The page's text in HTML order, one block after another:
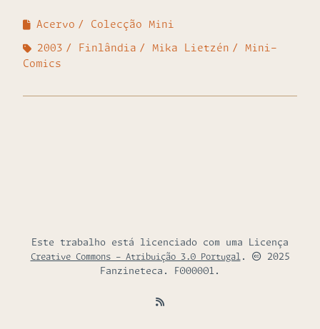
Acervo Colecção Mini
2003 Finlândia Mika Lietzén
Mini-
Comics
Este trabalho está licenciado com uma Licença
Creative Commons - Atribuição 3.0 Portugal.
2025
Fanzineteca. F000001.